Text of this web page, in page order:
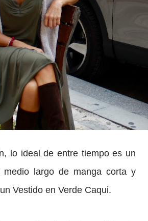
lo ideal de entre tiempo es un
medio largo de manga corta y
Vestido en Verde Caqui.